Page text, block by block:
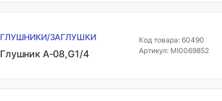
ГЛУШНИКИ/ЗАГЛУШКИ
Глушник A-08,G1/4
Код товара: 60490
Артикул: MI0069852